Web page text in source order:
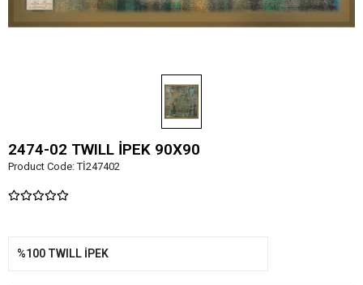
2474-02 TWILL İPEK 90X90
Product Code:Tİ247402
%100 TWILL İPEK